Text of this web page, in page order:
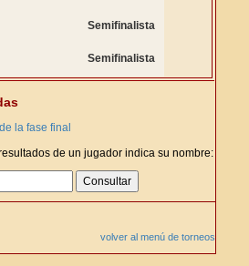
Semifinalista
Semifinalista
la fase final
de un jugador indica su nombre:
volver al menú de torneos